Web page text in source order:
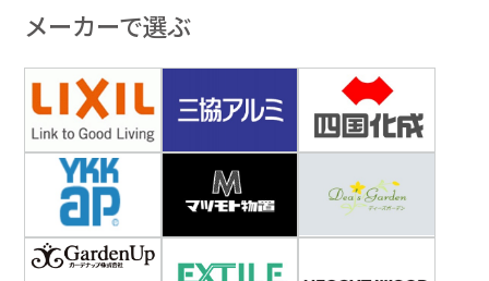
メーカーで選ぶ